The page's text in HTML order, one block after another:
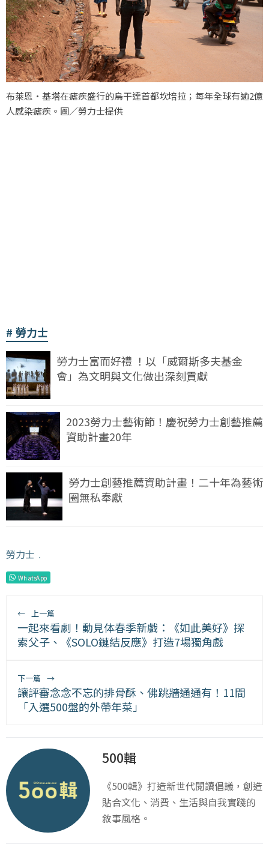
布萊恩·基塔在瘧疾盛行的烏干達首都坎培拉；每年全球有逾2億
人感染瘧疾。圖／勞力士提供
勞力士
勞力士富而好禮 ！以「威爾斯多夫基金
會」為文明與文化做出深刻貢獻
2023勞力士藝術節！慶祝勞力士創藝推薦
資助計畫20年
勞力士創藝推薦資助計畫！二十年為藝術
圈無私奉獻
勞力士 ﹒
WhatsApp
← 上一篇
一起來看劇！動見体春季新戲：《如此美好》探
索父子、《SOLO鏈結反應》打造7場獨角戲
下一篇 →
讓評審念念不忘的排骨酥、佛跳牆通通有！11間
「入選500盤的外帶年菜」
500輯
《500輯》打造新世代閱讀倡議，創造
貼合文化、消費、生活與自我實踐的
敘事風格。